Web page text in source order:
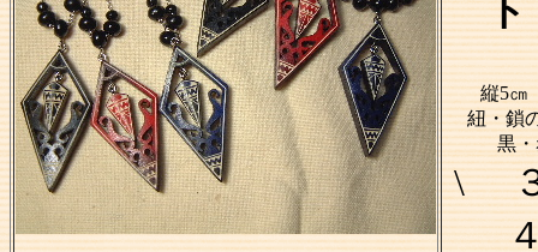
ト
縦5㎝
紐・鎖
黒
\ ３